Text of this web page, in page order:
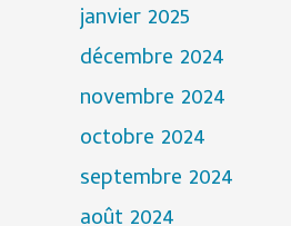
janvier 2025
décembre 2024
novembre 2024
octobre 2024
septembre 2024